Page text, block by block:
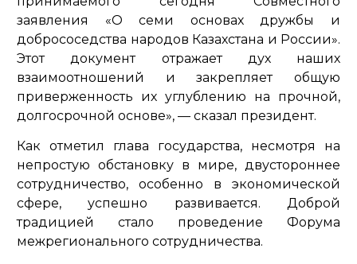
заявления «О семи основах дружбы и
добрососедства народов Казахстана и России».
Этот документ отражает дух наших
взаимоотношений и закрепляет общую
приверженность их углублению на прочной,
долгосрочной основе», — сказал президент.
Как отметил глава государства, несмотря на
непростую обстановку в мире, двустороннее
сотрудничество, особенно в экономической
сфере, успешно развивается. Доброй
традицией стало проведение Форума
межрегионального сотрудничества.